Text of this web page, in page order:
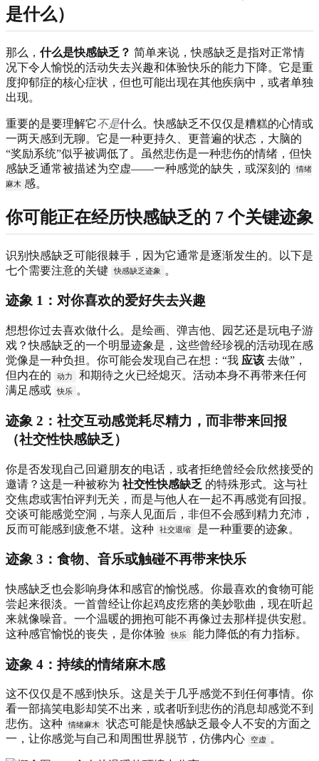
是什么）
那么， 什么是快感缺乏？ 简单来说，快感缺乏是指对正常情
况下令人愉悦的活动失去兴趣和体验快乐的能力下降。它是重
度抑郁症的核心症状，但也可能出现在其他疾病中，或者单独
出现。
重要的是要理解它不是什么。快感缺乏不仅仅是糟糕的心情或
一两天感到无聊。它是一种更持久、更普遍的状态，大脑的
“奖励系统”似乎被调低了。虽然悲伤是一种悲伤的情绪，但快
感缺乏通常被描述为空虚——一种感觉的缺失，或深刻的
情绪
麻木 感。
你可能正在经历快感缺乏的 7 个关键迹象
识别快感缺乏可能很棘手，因为它通常是逐渐发生的。以下是
七个需要注意的关键
快感缺乏迹象 。
迹象 1：对你喜欢的爱好失去兴趣
想想你过去喜欢做什么。是绘画、弹吉他、园艺还是玩电子游
戏？快感缺乏的一个明显迹象是，这些曾经珍视的活动现在感
觉像是一种负担。你可能会发现自己在想：“我 应该 去做”，
但内在的
动力
和期待之火已经熄灭。活动本身不再带来任何
满足感或
快乐 。
迹象 2：社交互动感觉耗尽精力，而非带来回报
（社交性快感缺乏）
你是否发现自己回避朋友的电话，或者拒绝曾经会欣然接受的
邀请？这是一种被称为 社交性快感缺乏 的特殊形式。这与社
交焦虑或害怕评判无关，而是与他人在一起不再感觉有回报。
交谈可能感觉空洞，与亲人见面后，非但不会感到精力充沛，
反而可能感到疲惫不堪。这种
社交退缩 是一种重要的迹象。
迹象 3：食物、音乐或触碰不再带来快乐
快感缺乏也会影响身体和感官的愉悦感。你最喜欢的食物可能
尝起来很淡。一首曾经让你起鸡皮疙瘩的美妙歌曲，现在听起
来就像噪音。一个温暖的拥抱可能不再像过去那样提供安慰。
这种感官愉悦的丧失，是你体验
快乐 能力降低的有力指标。
迹象 4：持续的情绪麻木感
这不仅仅是不感到快乐。这是关于几乎感觉不到任何事情。你
看一部搞笑电影却笑不出来，或者听到悲伤的消息却感觉不到
悲伤。这种
情绪麻木
状态可能是快感缺乏最令人不安的方面之
一，让你感觉与自己和周围世界脱节，仿佛内心
空虚 。